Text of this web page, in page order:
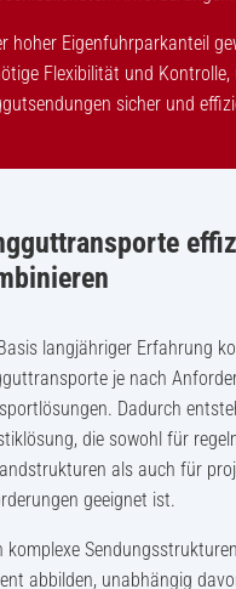
hoher Eigenfuhrparkanteil
Flexibilität und
sicher und
langjähriger Erfahrung
je nach
Dadurch
die sowohl für
als auch für
geeignet ist.
komplexe
abbilden, unabhängig